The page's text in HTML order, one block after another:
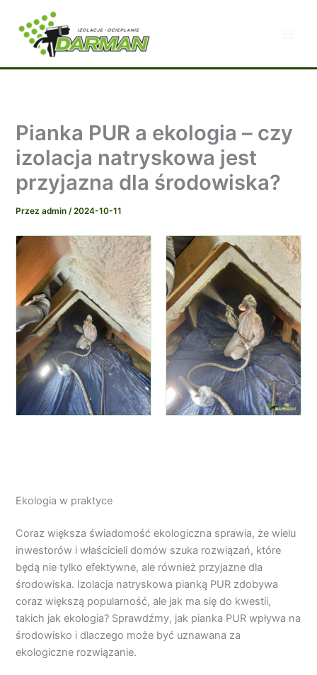
treści
Pianka PUR a ekologia – czy
izolacja natryskowa jest
przyjazna dla środowiska?
Przezadmin/2024-10-11
Ekologia w praktyce
Coraz większa świadomość ekologiczna sprawia, że wielu
inwestorów i właścicieli domów szuka rozwiązań, które
będą nie tylko efektywne, ale również przyjazne dla
środowiska. Izolacja natryskowa pianką PUR zdobywa
coraz większą popularność, ale jak ma się do kwestii,
takich jak ekologia? Sprawdźmy, jak pianka PUR wpływa na
środowisko i dlaczego może być uznawana za
ekologiczne rozwiązanie.